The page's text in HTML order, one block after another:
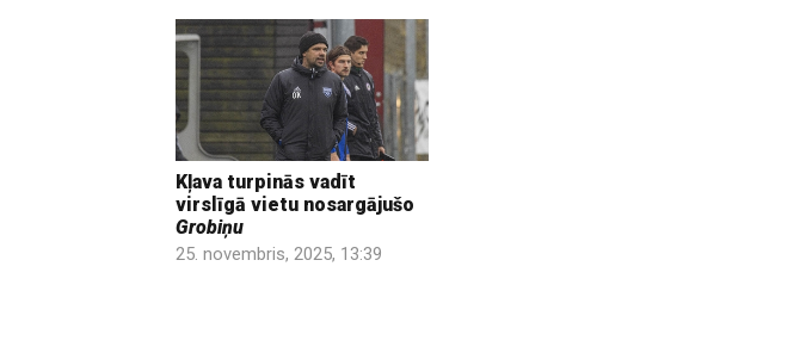
Kļava turpinās vadīt
virslīgā vietu nosargājušo
Grobiņu
25. novembris, 2025, 13:39